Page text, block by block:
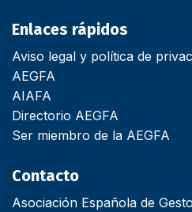
Enlaces rápidos
Aviso legal y política de
AEGFA
AIAFA
Directorio AEGFA
Ser miembro de la AEGFA
Contacto
Asociación Española de